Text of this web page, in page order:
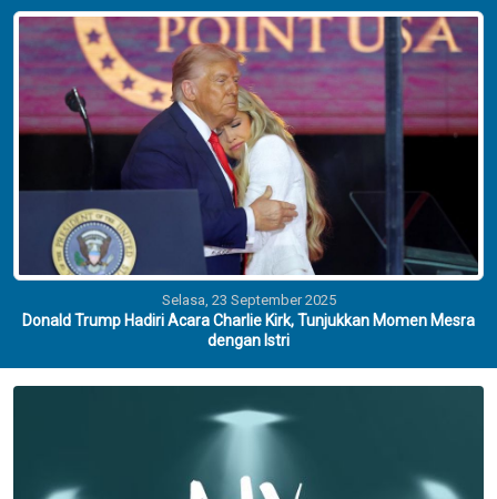
Selasa, 23 September 2025
Donald Trump Hadiri Acara Charlie Kirk, Tunjukkan Momen Mesra
dengan Istri